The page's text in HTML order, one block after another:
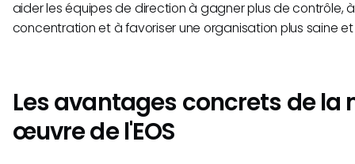
aider les équipes de direction à gagner plus de contrôle,
concentration et à favoriser une organisation plus saine
Les avantages concrets de la
œuvre de l'EOS